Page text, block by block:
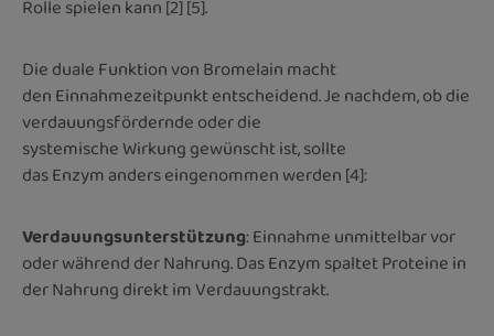
Rolle spielen kann [2] [5].
Die duale Funktion von Bromelain macht
den Einnahmezeitpunkt entscheidend. Je nachdem, ob die
verdauungsfördernde oder die
systemische Wirkung gewünscht ist, sollte
das Enzym anders eingenommen werden [4]:
Verdauungsunterstützung: Einnahme unmittelbar vor
oder während der Nahrung. Das Enzym spaltet Proteine in
der Nahrung direkt im Verdauungstrakt.